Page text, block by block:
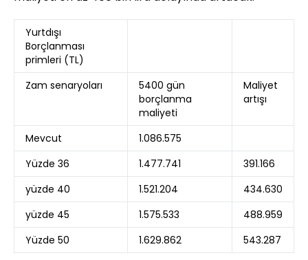
Yurtdışı
Borçlanması
primleri (TL)
Zam senaryoları
5400 gün
borçlanma
maliyeti
Maliyet
artışı
Mevcut
1.086.575
Yüzde 36
1.477.741
391.166
yüzde 40
1.521.204
434.630
yüzde 45
1.575.533
488.959
Yüzde 50
1.629.862 543.287